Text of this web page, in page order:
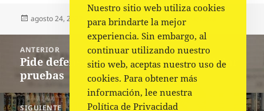
Publicado
agosto 24, 2022 Autor
Frida Guerrera Categorías
Frida Guerrera
entradas
ANTERIOR
Entrada
anterior:
Pide defensa de Murillo Karam invalidar
pruebas
SIGUIENTE
Nuestro sitio web utiliza cookies
para brindarte la mejor
experiencia. Sin embargo, al
continuar utilizando nuestro
sitio web, aceptas nuestro uso de
cookies. Para obtener más
información, lee nuestra
Política de Privacidad